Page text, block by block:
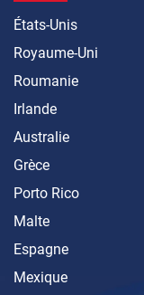
États-Unis
Royaume-Uni
Roumanie
Irlande
Australie
Grèce
Porto Rico
Malte
Espagne
Mexique